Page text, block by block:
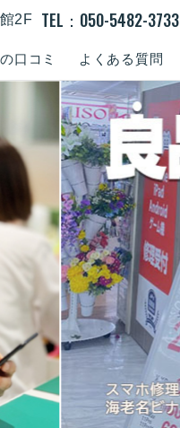
口コミ よくある質問
2F TEL：050-5482-3733